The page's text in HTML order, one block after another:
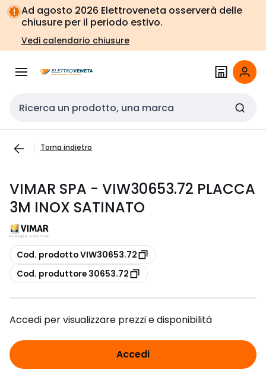
Vai alla
navigazione
Vai
alla
pagina
Ad agosto 2026 Elettroveneta osserverà delle
chiusure per il periodo estivo.
Vedi calendario chiusure
Cerca input
Torna indietro
VIMAR SPA - VIW30653.72 PLACCA
3M INOX SATINATO
copia
Cod. prodotto VIW30653.72
copia
Cod. produttore 30653.72
Accedi per visualizzare prezzi e disponibilità
Accedi